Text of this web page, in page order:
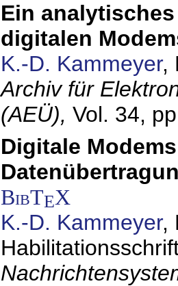
Ein
digitalen
K.-D. Kammeyer,
Archiv für
(AEÜ), Vol. 34,
Digitale
BibTEX
K.-D. Kammeyer,